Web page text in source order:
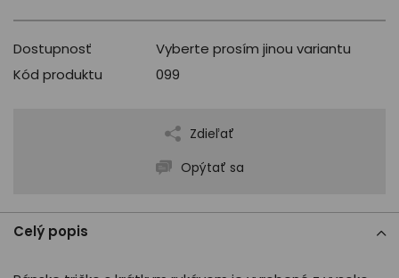
Dostupnosť
Vyberte prosím jinou variantu
Kód produktu
099
Zdieľať
Opýtať sa
Celý popis